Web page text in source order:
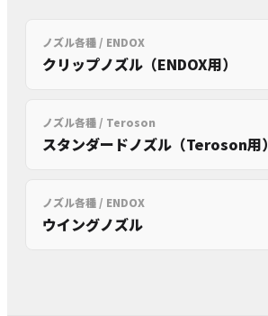
ノズル各種 / ENDOX
クリップノズル（ENDOX用）
ノズル各種 / Teroson
スタンダードノズル（Teroson用）
ノズル各種 / ENDOX
ウイングノズル